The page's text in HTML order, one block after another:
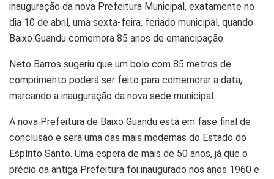
inauguração da nova Prefeitura Municipal, exatamente no
dia 10 de abril, uma sexta-feira, feriado municipal, quando
Baixo Guandu comemora 85 anos de emancipação.
Neto Barros sugeriu que um bolo com 85 metros de
comprimento poderá ser feito para comemorar a data,
marcando a inauguração da nova sede municipal.
A nova Prefeitura de Baixo Guandu está em fase final de
conclusão e será uma das mais modernas do Estado do
Espírito Santo. Uma espera de mais de 50 anos, já que o
prédio da antiga Prefeitura foi inaugurado nos anos 1960 e